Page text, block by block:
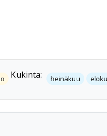
Kukinta: heinäkuu